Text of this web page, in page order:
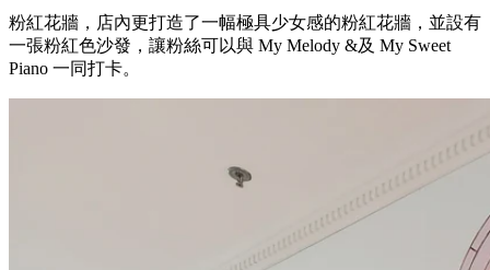
粉紅花牆，店內更打造了一幅極具少女感的粉紅花牆，並設有
一張粉紅色沙發，讓粉絲可以與 My Melody &及 My Sweet
Piano 一同打卡。